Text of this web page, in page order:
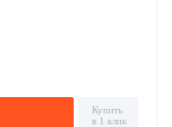
Купить
в 1 клик